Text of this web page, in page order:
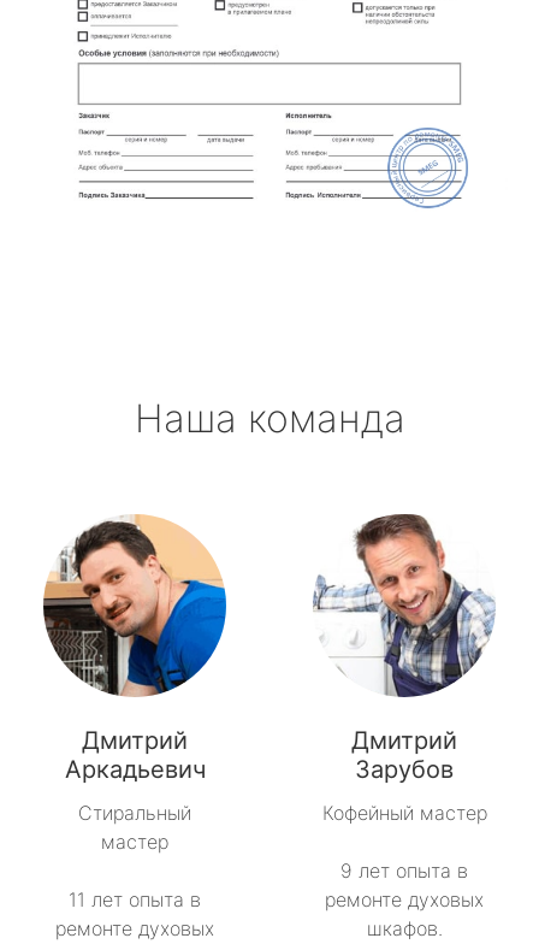
Наша команда
Дмитрий
Аркадьевич
Стиральный
мастер
11 лет опыта в
ремонте духовых
Дмитрий
Зарубов
Кофейный мастер
9 лет опыта в
ремонте духовых
шкафов.